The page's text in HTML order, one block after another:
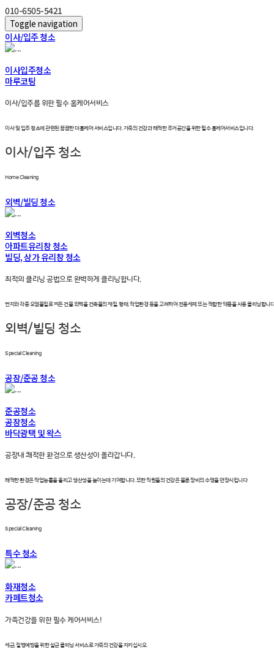
010-6505-5421
Toggle navigation
이사/입주 청소
이사입주청소
마루코팅
이사/입주를 위한 필수 홈케어서비스
이사 및 입주 청소에 관련된 꼼꼼한 더홈케어 서비스입니다. 가족의 건강과 쾌적한 주거공간을 위한 필수 홈케어서비스입니다.
이사/입주 청소
Home Cleaning
외벽/빌딩 청소
외벽청소
아파트유리창 청소
빌딩, 상가 유리창 청소
최적의 클리닝 공법으로 완벽하게 클리닝합니다.
먼지와 각종 오염물질로 찌든 건물 외벽을 건축물의 재질, 형태, 작업환경 등을 고려하여 전용세제 또는 적합한 약품을 사용 클리닝합니
외벽/빌딩 청소
Special Cleaning
공장/준공 청소
준공청소
공장청소
바닥광택 및 왁스
공장내 쾌적한 환경으로 생산성이 올라갑니다.
쾌적한 환경은 작업능률을 올리고 생산성을 높이는데 기여합니다. 또한 직원들의 건강은 물론 장비의 수명을 연장시킵니다
공장/준공 청소
Special Cleaning
특수 청소
화재청소
카페트청소
가족건강을 위한 필수 케어서비스!
세균, 질병예방을 위한 살균 클리닝 서비스로 가족의 건강을 지키십시오.